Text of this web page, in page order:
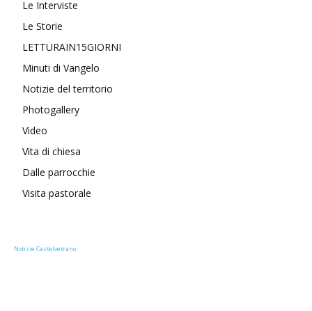
Le Interviste
Le Storie
LETTURAIN15GIORNI
Minuti di Vangelo
Notizie del territorio
Photogallery
Video
Vita di chiesa
Dalle parrocchie
Visita pastorale
Notizie Castelvetrano